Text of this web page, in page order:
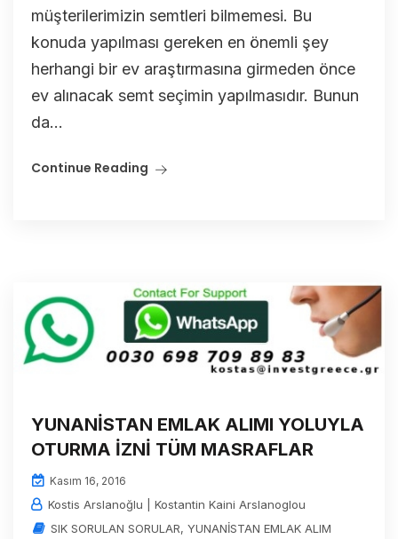
müşterilerimizin semtleri bilmemesi. Bu
konuda yapılması gereken en önemli şey
herhangi bir ev araştırmasına girmeden önce
ev alınacak semt seçimin yapılmasıdır. Bunun
da...
Continue Reading
YUNANİSTAN EMLAK ALIMI YOLUYLA
OTURMA İZNİ TÜM MASRAFLAR
Kasım 16, 2016
Kostis Arslanoğlu | Kostantin Kaini Arslanoglou
SIK SORULAN SORULAR, YUNANİSTAN EMLAK ALIM